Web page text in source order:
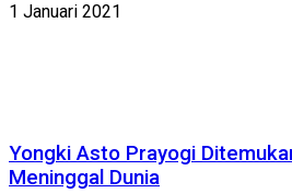
1 Januari 2021
Yongki Asto Prayogi
Meninggal Dunia